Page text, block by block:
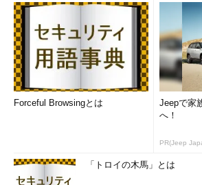
Forceful Browsingとは
Jeepで家
へ！
PR(Jeep
「トロイの木馬」とは